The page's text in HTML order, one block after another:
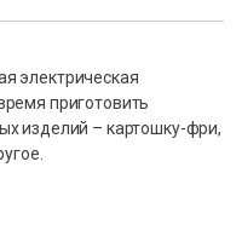
электрическая
приготовить
изделий – картошку-фри,